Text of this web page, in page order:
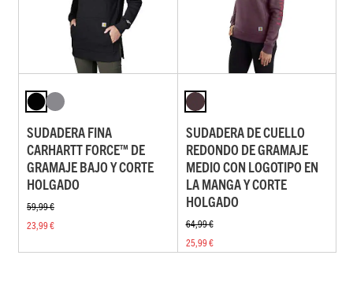
SUDADERA FINA
CARHARTT FORCE™ DE
GRAMAJE BAJO Y CORTE
HOLGADO
59,99 €
23,99 €
SUDADERA DE CUELLO
REDONDO DE GRAMAJE
MEDIO CON LOGOTIPO EN
LA MANGA Y CORTE
HOLGADO
64,99 €
25,99 €